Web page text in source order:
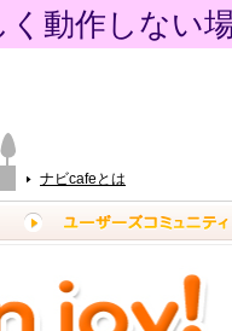
く動作しない
ナビcafeとは